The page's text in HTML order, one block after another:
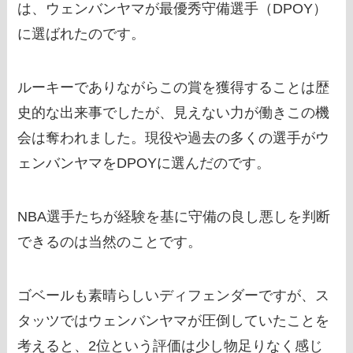
は、ウェンバンヤマが最優秀守備選手（DPOY）
に選ばれたのです。
ルーキーでありながらこの賞を獲得することは歴
史的な出来事でしたが、見えない力が働きこの機
会は奪われました。現役や過去の多くの選手がウ
ェンバンヤマをDPOYに選んだのです。
NBA選手たちが経験を基に守備の良し悪しを判断
できるのは当然のことです。
ゴベールも素晴らしいディフェンダーですが、ス
タッツではウェンバンヤマが圧倒していたことを
考えると、2位という評価は少し物足りなく感じ